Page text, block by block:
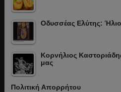
Οδυσσέας Ελύτης:
Κορνήλιος
μας
Πολιτική Απορρήτου